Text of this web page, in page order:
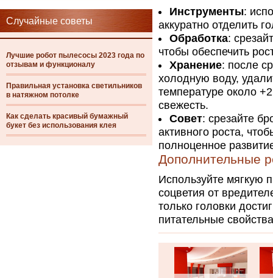
Случайные советы
Лучшие робот пылесосы 2023 года по
отзывам и функционалу
Правильная установка светильников
в натяжном потолке
Как сделать красивый бумажный
букет без использования клея
Инструменты:
аккуратно отделить
Обработка:
чтобы обеспечить
Хранение: после
холодную воду,
температуре около
свежесть.
Совет: срезайте
активного роста,
полноценное
Дополнительные
Используйте мягкую
соцветия от
только головки
питательные